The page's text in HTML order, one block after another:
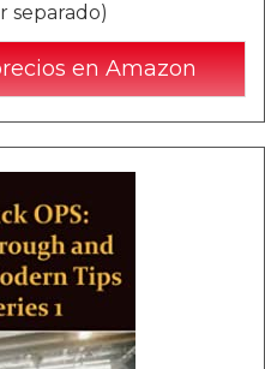
separado)
en Amazon